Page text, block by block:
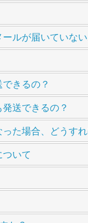
ルが届いていない
きるの？
送できるの？
た場合、どうす
いて